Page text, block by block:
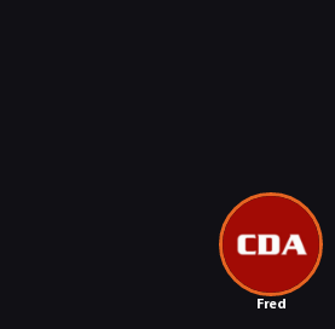
Fred